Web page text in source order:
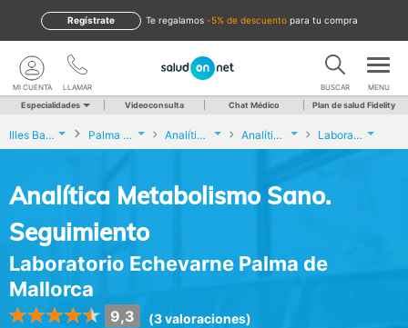
te regalamos -5% de descuento para tu compra
Regístrate
LLAMAR
MI CUENTA BUSCAR MENU
Especialidades Videoconsulta Chat Médico Plan de salud Fidelity
Illes Balears Palma de Mallorca Analíticas y Genética Analítica Metabolismo Sano. Seguimiento Laboratorio Echevarne Palma de Mallorca
Analítica Metabolismo Sano.
Seguimiento
Laboratorio Echevarne Palma de
Mallorca
9,3 (3 valoraciones)